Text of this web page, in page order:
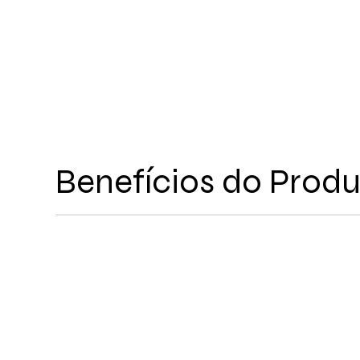
Benefícios do